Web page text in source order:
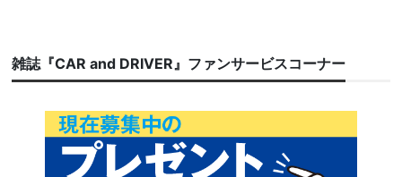
雑誌『CAR and DRIVER』ファンサービスコーナー